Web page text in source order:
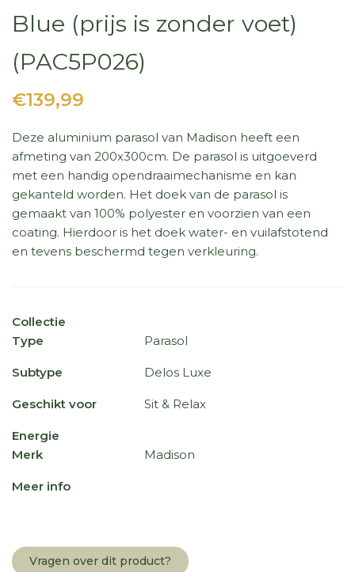
Blue (prijs is zonder voet)
(PAC5P026)
€139,99
Deze aluminium parasol van Madison heeft een
afmeting van 200x300cm. De parasol is uitgoeverd
met een handig opendraaimechanisme en kan
gekanteld worden. Het doek van de parasol is
gemaakt van 100% polyester en voorzien van een
coating. Hierdoor is het doek water- en vuilafstotend
en tevens beschermd tegen verkleuring.
Collectie
Type
Parasol
Subtype Delos Luxe
Geschikt voor Sit & Relax
Energie
Merk
Madison
Meer info
Vragen over dit product?